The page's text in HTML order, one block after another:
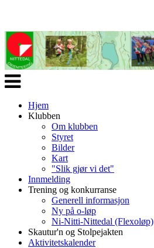
Veksle
navigasjon
Hjem
Klubben
Om klubben
Styret
Bilder
Kart
"Slik gjør vi det"
Innmelding
Trening og konkurranse
Generell informasjon
Ny på o-løp
Ni-Nitti-Nittedal (Flexoløp)
Skautur'n og Stolpejakten
Aktivitetskalender